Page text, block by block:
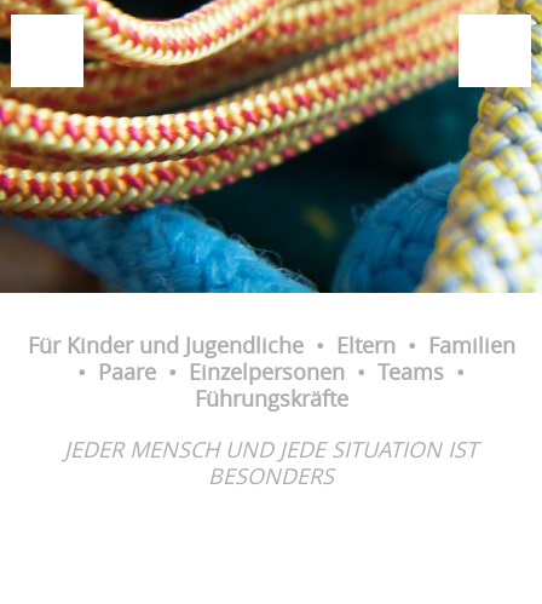
Für Kinder und Jugendliche • Eltern • Familien
• Paare • Einzelpersonen • Teams •
Führungskräfte
JEDER MENSCH UND JEDE SITUATION IST
BESONDERS